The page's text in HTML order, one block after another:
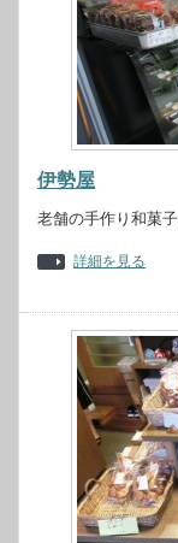
伊勢屋
老舗の手作り和菓
詳細を見る